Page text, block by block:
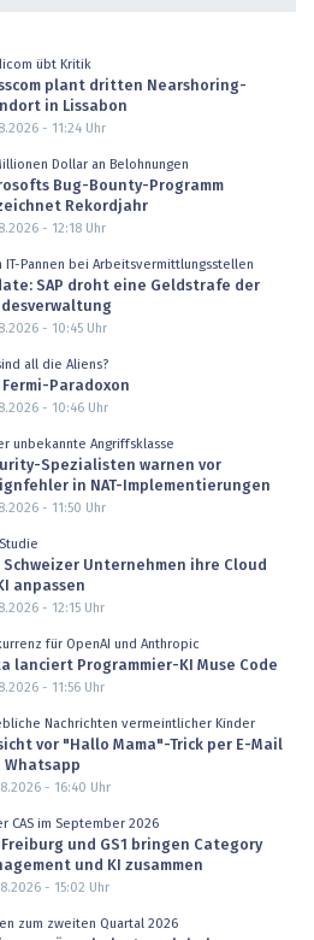
übt Kritik
plant dritten Nearshoring-
in Lissabon
- 11:24Uhr
Dollar an Belohnungen
Bug-Bounty-Programm
Rekordjahr
- 12:18Uhr
IT-Pannen bei Arbeitsvermittlungsstellen
SAP droht eine Geldstrafe der
- 10:45Uhr
all die Aliens?
Fermi-Paradoxon
- 10:46Uhr
unbekannte Angriffsklasse
Spezialisten warnen vor
in NAT-Implementierungen
- 11:50 Uhr
Studie
Schweizer Unternehmen ihre Cloud
anpassen
- 12:15Uhr
für OpenAI und Anthropic
lanciert Programmier-KI Muse Code
- 11:56Uhr
Nachrichten vermeintlicher Kinder
vor "Hallo Mama"-Trick per E-Mail
Whatsapp
- 16:40 Uhr
CAS im September 2026
und GS1 bringen Category
und KI zusammen
- 15:02 Uhr
zum zweiten Quartal 2026